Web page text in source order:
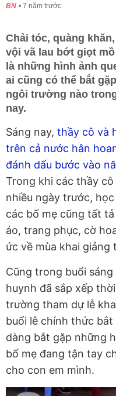
BN 7 năm trước
Chải tóc, quàng
vội vã lau bớt giọt
là những hình ảnh
ai cũng có thể bắt
ngôi trường nào
nay.
Sáng nay, thầy cô và
trên cả nước hân
đánh dấu bước vào
Trong khi các thầy
nhiều ngày trước,
các bố mẹ cũng tất
áo, trang phục, cờ
ức về mùa khai giảng
Cũng trong buổi
huynh đã sắp xếp
trường tham dự lễ
buổi lễ chính thức
dàng bắt gặp những
bố mẹ đang tận tay
cho con em mình.